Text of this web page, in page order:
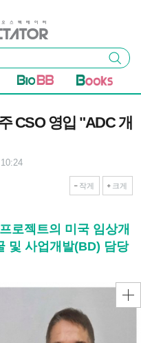
검색
CSO 영입 "ADC 개
작게 크게
로젝트의 미국 임상개
및 사업개발(BD) 담당